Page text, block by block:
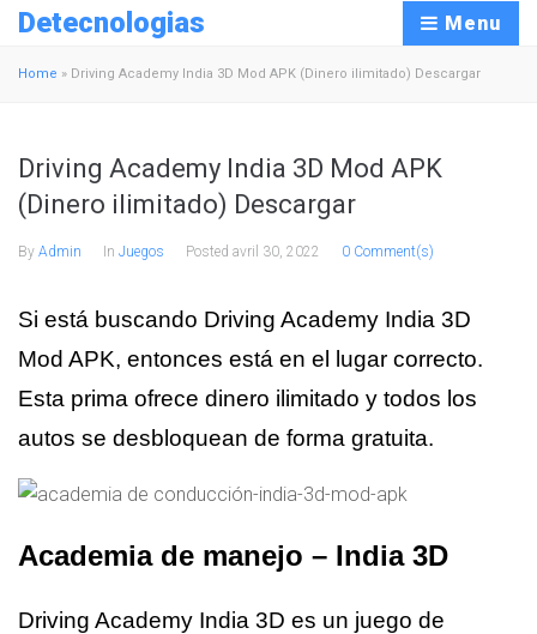
Detecnologias Menu
Home » Driving Academy India 3D Mod APK (Dinero ilimitado) Descargar
Driving Academy India 3D Mod APK
(Dinero ilimitado) Descargar
By Admin In Juegos Posted avril 30, 2022 0 Comment(s)
Si está buscando Driving Academy India 3D
Mod APK, entonces está en el lugar correcto.
Esta prima ofrece dinero ilimitado y todos los
autos se desbloquean de forma gratuita.
Academia de manejo – India 3D
Driving Academy India 3D es un juego de